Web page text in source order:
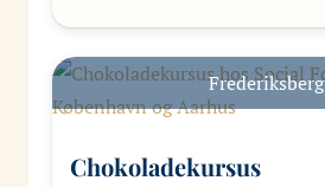
Frederiksberg
Chokoladekursus